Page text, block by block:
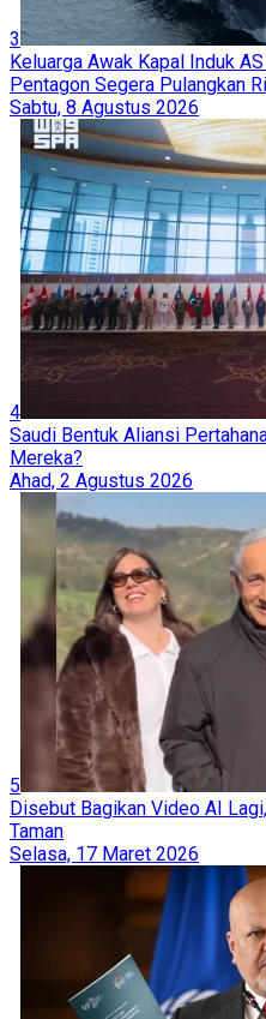
3
Keluarga Awak Kapal Induk
Pentagon Segera Pulangkan
Sabtu, 8 Agustus 2026
4
Saudi Bentuk Aliansi
Mereka?
Ahad, 2 Agustus 2026
5
Disebut Bagikan Video AI
Taman
Selasa, 17 Maret 2026